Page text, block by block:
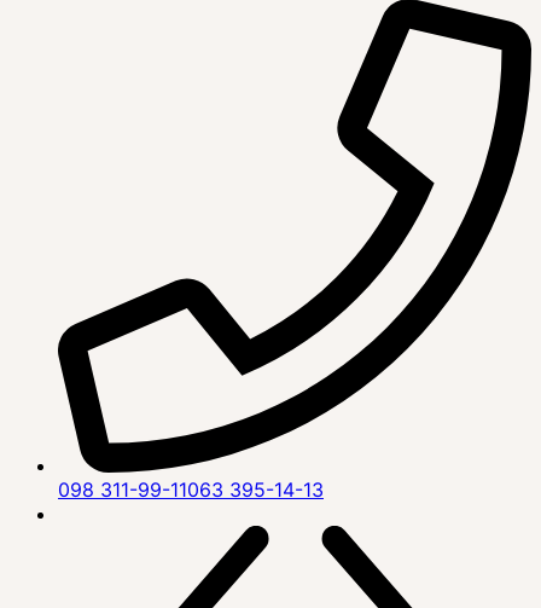
098 311-99-11063 395-14-13